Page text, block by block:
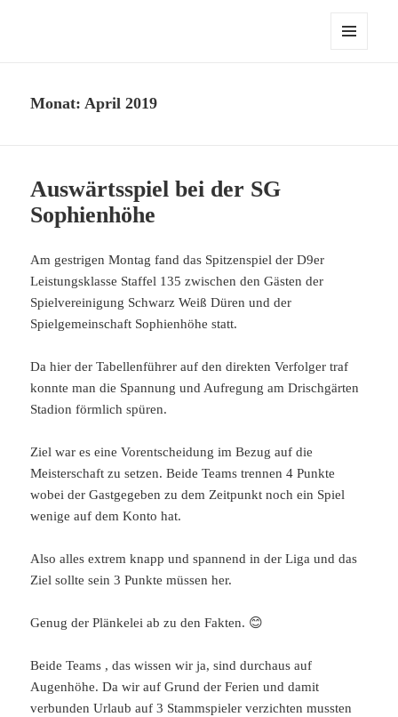
Monat:April 2019
Auswärtsspiel bei der SG
Sophienhöhe
Am gestrigen Montag fand das Spitzenspiel der D9er
Leistungsklasse Staffel 135 zwischen den Gästen der
Spielvereinigung Schwarz Weiß Düren und der
Spielgemeinschaft Sophienhöhe statt.
Da hier der Tabellenführer auf den direkten Verfolger traf
konnte man die Spannung und Aufregung am Drischgärten
Stadion förmlich spüren.
Ziel war es eine Vorentscheidung im Bezug auf die
Meisterschaft zu setzen. Beide Teams trennen 4 Punkte
wobei der Gastgegeben zu dem Zeitpunkt noch ein Spiel
wenige auf dem Konto hat.
Also alles extrem knapp und spannend in der Liga und das
Ziel sollte sein 3 Punkte müssen her.
Genug der Plänkelei ab zu den Fakten. 😊
Beide Teams , das wissen wir ja, sind durchaus auf
Augenhöhe. Da wir auf Grund der Ferien und damit
verbunden Urlaub auf 3 Stammspieler verzichten mussten